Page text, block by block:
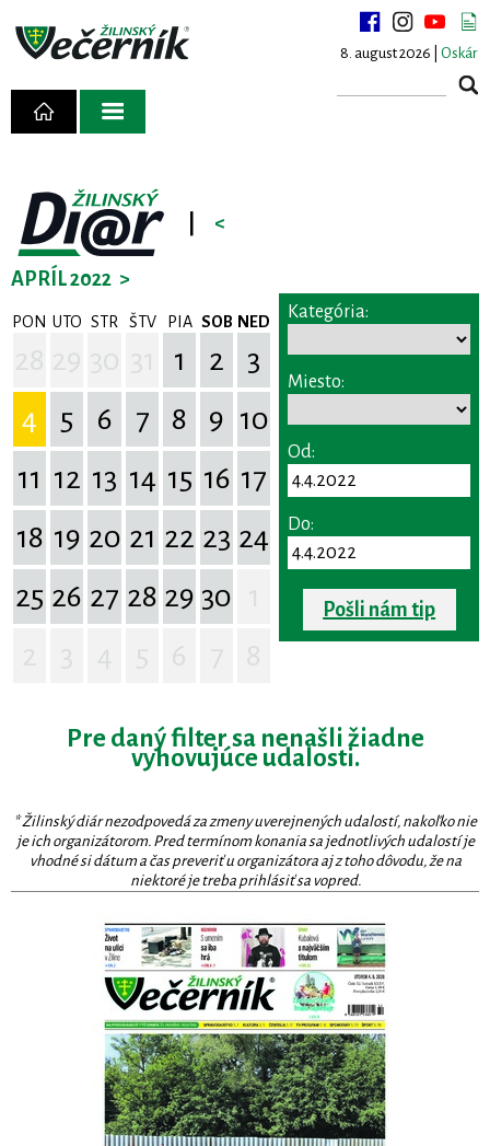
8. august 2026 | Oskár
<
APRÍL 2022 >
PON UTO STR ŠTV PIA SOB NED
1 2
3
4
5 6 7 8 9 10
11 12 13 14 15 16 17
18 19 20 21 22 23 24
25 26 27 28 29 30
Kategória:
Miesto:
Od:
Do:
Pošli nám tip
Pre daný filter sa nenašli žiadne
vyhovujúce udalosti.
* Žilinský diár nezodpovedá za zmeny uverejnených udalostí, nakoľko nie
je ich organizátorom. Pred termínom konania sa jednotlivých udalostí je
vhodné si dátum a čas preveriť u organizátora aj z toho dôvodu, že na
niektoré je treba prihlásiť sa vopred.